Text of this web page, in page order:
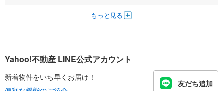
もっと見る
Yahoo!不動産 LINE公式アカウント
新着物件をいち早くお届け！
友だち追加